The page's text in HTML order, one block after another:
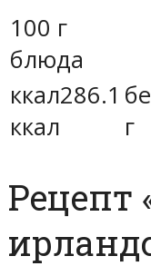
100 г
блюда
ккал286.1
ккал
г
Рецепт